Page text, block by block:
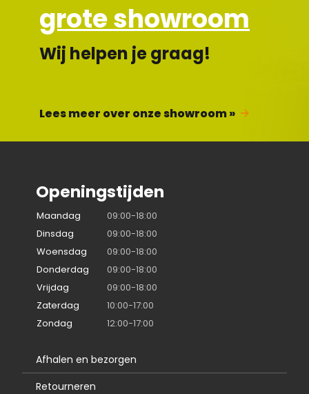
grote showroom
Wij helpen je graag!
Lees meer over onze showroom »
Openingstijden
Maandag
09:00-18:00
Dinsdag
09:00-18:00
Woensdag
09:00-18:00
Donderdag
09:00-18:00
Vrijdag
09:00-18:00
Zaterdag
10:00-17:00
Zondag
12:00-17:00
Afhalen en bezorgen
Retourneren